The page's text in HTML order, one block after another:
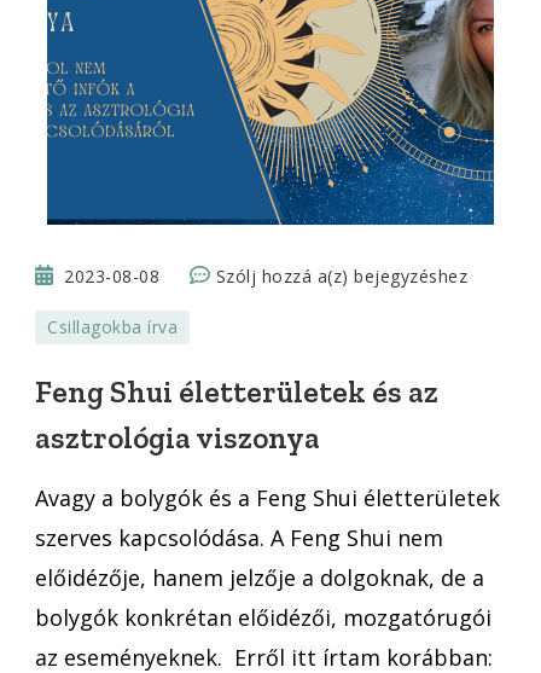
2023-08-08 Szólj hozzá a(z)Feng
az
bejegyzéshez
Csillagokba írva
Feng Shui életterületek és az
asztrológia viszonya
Avagy a bolygók és a Feng Shui életterületek
szerves kapcsolódása. A Feng Shui nem
előidézője, hanem jelzője a dolgoknak, de a
bolygók konkrétan előidézői, mozgatórugói
az eseményeknek. Erről itt írtam korábban: